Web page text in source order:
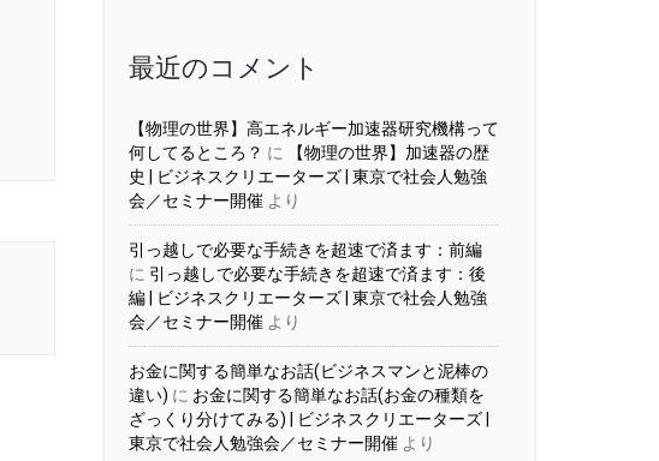
最近のコメント
【物理の世界】高エネルギー加速器研究機構って
何してるところ？ に
【物理の世界】加速器の歴
史 | ビジネスクリエーターズ | 東京で社会人勉強
会／セミナー開催 より
引っ越しで必要な手続きを超速で済ます：前編
に 引っ越しで必要な手続きを超速で済ます：後
編 | ビジネスクリエーターズ | 東京で社会人勉強
会／セミナー開催 より
お金に関する簡単なお話(ビジネスマンと泥棒の
違い) に お金に関する簡単なお話(お金の種類を
ざっくり分けてみる) | ビジネスクリエーターズ |
東京で社会人勉強会／セミナー開催 より